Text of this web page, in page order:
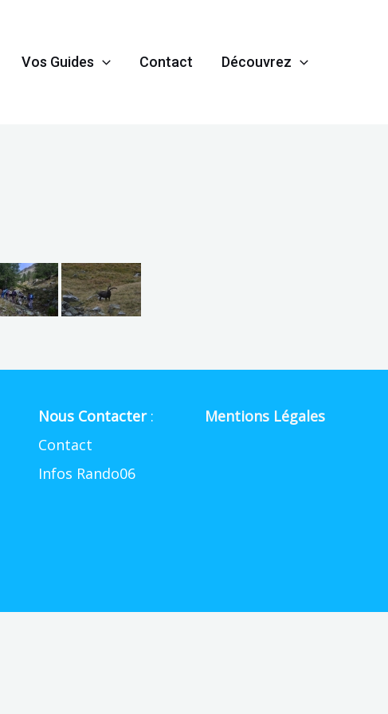
Vos Guides Contact Découvrez
Nous Contacter:
Contact
Infos Rando06
Mentions Légales